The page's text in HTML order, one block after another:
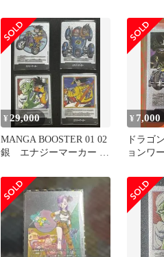
巻
¥29,000
MANGA BOOSTER 01 02
銀 エナジーマーカー 4
¥ 7,000
ドラゴ
ョンワ